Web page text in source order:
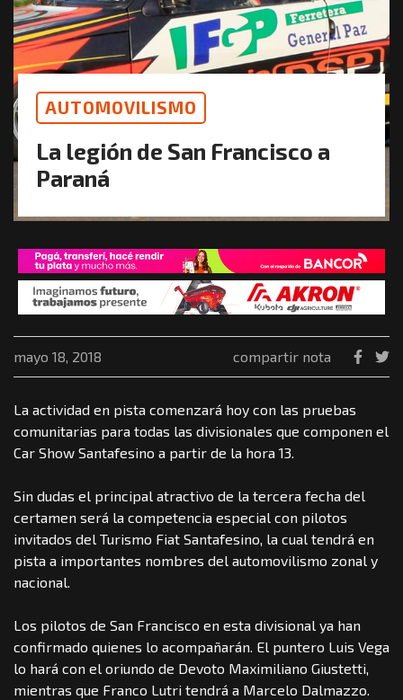
AUTOMOVILISMO
La legión de San Francisco a
Paraná
mayo 18, 2018 compartir nota
La actividad en pista comenzará hoy con las pruebas
comunitarias para todas las divisionales que componen el
Car Show Santafesino a partir de la hora 13.
Sin dudas el principal atractivo de la tercera fecha del
certamen será la competencia especial con pilotos
invitados del Turismo Fiat Santafesino, la cual tendrá en
pista a importantes nombres del automovilismo zonal y
nacional.
Los pilotos de San Francisco en esta divisional ya han
confirmado quienes lo acompañarán. El puntero Luis Vega
lo hará con el oriundo de Devoto Maximiliano Giustetti,
mientras que Franco Lutri tendrá a Marcelo Dalmazzo.